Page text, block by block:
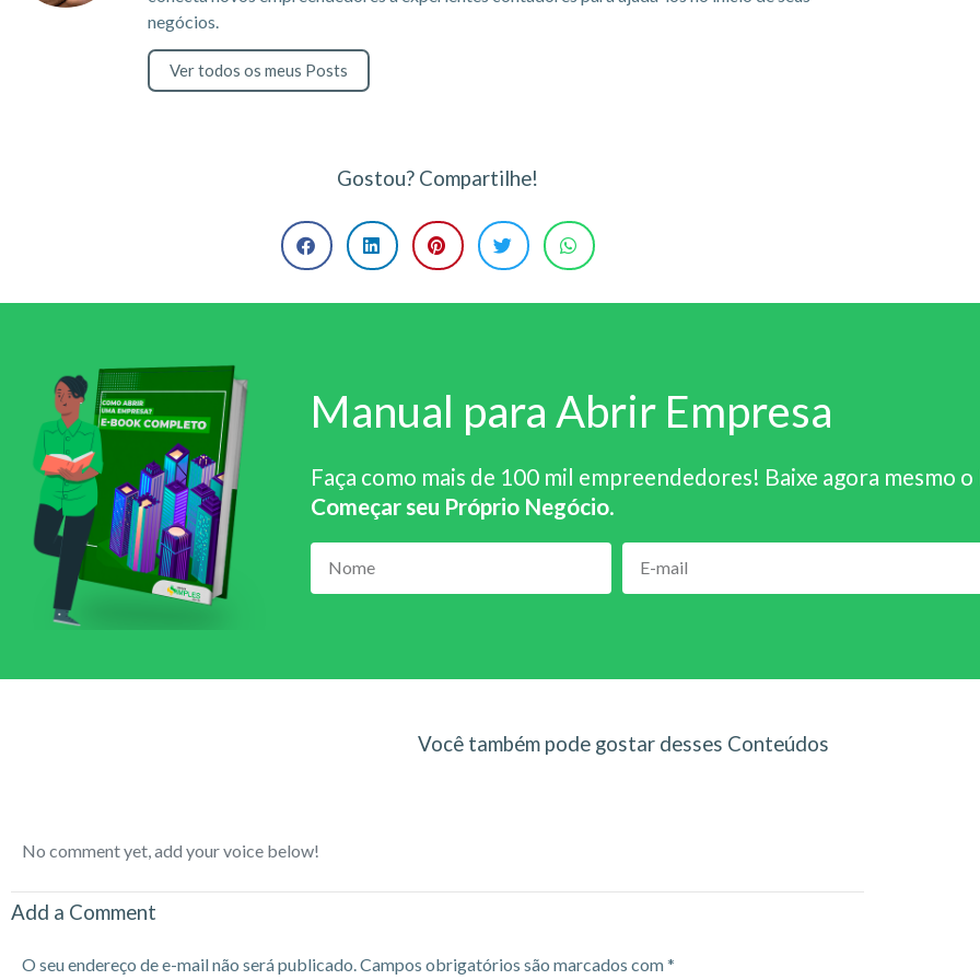
negócios.
Ver todos os meus Posts
Gostou? Compartilhe!
Manual para Abrir Empresa
Faça como mais de 100 mil empreendedores! Baixe agora mesmo o
Começar seu Próprio Negócio.
Você também pode gostar desses Conteúdos
No comment yet, add your voice below!
Add a Comment
O seu endereço de e-mail não será publicado. Campos obrigatórios são marcados com*